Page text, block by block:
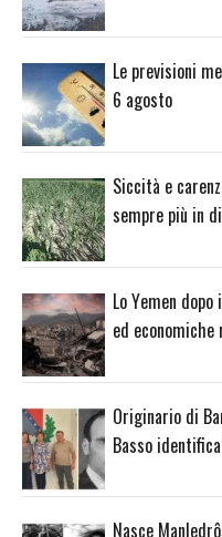
Le previsioni
6 agosto
Siccità e
sempre più in
Lo Yemen
ed
Originario di
Basso
Nasce